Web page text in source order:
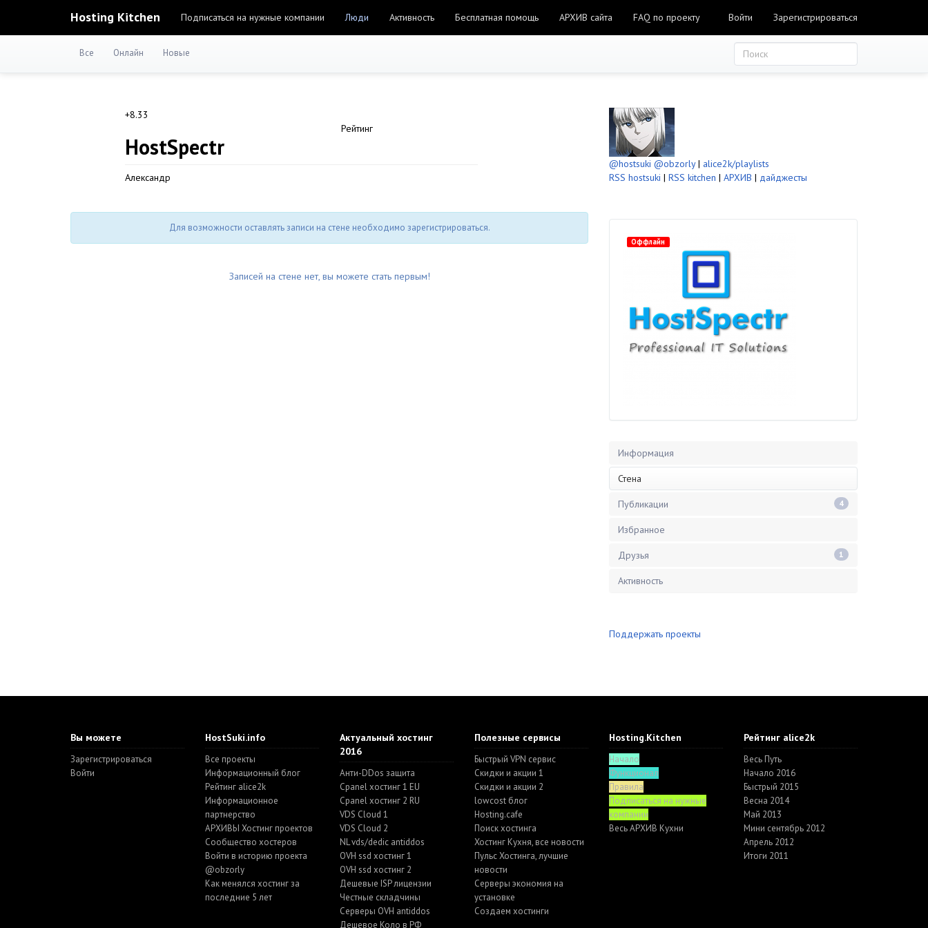
Hosting Kitchen Подписаться на нужные компании Люди Активность Бесплатная помощь АРХИВ сайта FAQ по проекту Войти Зарегистрироваться
Все Онлайн Новые
+8.33
Рейтинг
HostSpectr
Александр
Для возможности оставлять записи на стене необходимо зарегистрироваться.
Записей на стене нет, вы можете стать первым!
@hostsuki @obzorly| alice2k/playlists
RSS hostsuki | RSS kitchen | АРХИВ | дайджесты
Оффлайн
Информация
Стена
Публикации 4
Избранное
Друзья 1
Активность
Поддержать проекты
Вы можете
Зарегистрироваться
Войти
HostSuki.info
Все проекты
Информационный блог
Рейтинг alice2k
Информационное
партнерство
АРХИВЫ Хостинг проектов
Cообщество хостеров
Войти в историю проекта
@obzorly
Как менялся хостинг за
последние 5 лет
Актуальный хостинг
2016
Анти-DDos защита
Cpanel хостинг 1 EU
Cpanel хостинг 2 RU
VDS Cloud 1
VDS Cloud 2
NL vds/dedic antiddos
OVH ssd хостинг 1
OVH ssd хостинг 2
Дешевые ISP лицензии
Честные складчины
Серверы OVH antiddos
Дешевое Коло в РФ
Полезные сервисы
Быстрый VPN сервис
Скидки и акции 1
Скидки и акции 2
lowcost блог
Hosting.cafe
Поиск хостинга
Хостинг Кухня, все новости
Пульс Хостинга, лучшие
новости
Серверы экономия на
установке
Создаем хостинги
Hosting.Kitchen
Начало
Функционал
Правила
Подписаться на нужные
компании
Весь АРХИВ Кухни
Рейтинг alice2k
Весь Путь
Начало 2016
Быстрый 2015
Весна 2014
Май 2013
Мини сентябрь 2012
Апрель 2012
Итоги 2011